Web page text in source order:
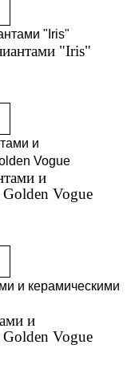
"Iris"
и
Vogue
и
Vogue